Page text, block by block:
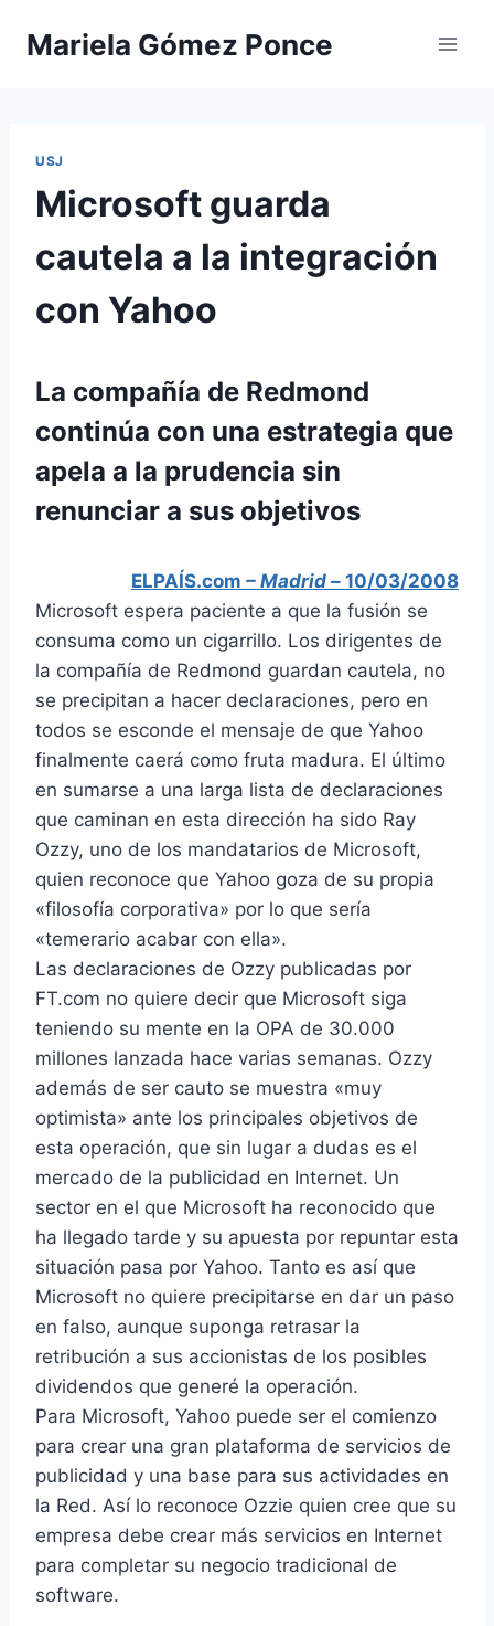
Mariela Gómez Ponce
USJ
Microsoft guarda
cautela a la integración
con Yahoo
La compañía de Redmond
continúa con una estrategia que
apela a la prudencia sin
renunciar a sus objetivos
ELPAÍS.com – Madrid – 10/03/2008
Microsoft espera paciente a que la fusión se
consuma como un cigarrillo. Los dirigentes de
la compañía de Redmond guardan cautela, no
se precipitan a hacer declaraciones, pero en
todos se esconde el mensaje de que Yahoo
finalmente caerá como fruta madura. El último
en sumarse a una larga lista de declaraciones
que caminan en esta dirección ha sido Ray
Ozzy, uno de los mandatarios de Microsoft,
quien reconoce que Yahoo goza de su propia
«filosofía corporativa» por lo que sería
«temerario acabar con ella».
Las declaraciones de Ozzy publicadas por
FT.com no quiere decir que Microsoft siga
teniendo su mente en la OPA de 30.000
millones lanzada hace varias semanas. Ozzy
además de ser cauto se muestra «muy
optimista» ante los principales objetivos de
esta operación, que sin lugar a dudas es el
mercado de la publicidad en Internet. Un
sector en el que Microsoft ha reconocido que
ha llegado tarde y su apuesta por repuntar esta
situación pasa por Yahoo. Tanto es así que
Microsoft no quiere precipitarse en dar un paso
en falso, aunque suponga retrasar la
retribución a sus accionistas de los posibles
dividendos que generé la operación.
Para Microsoft, Yahoo puede ser el comienzo
para crear una gran plataforma de servicios de
publicidad y una base para sus actividades en
la Red. Así lo reconoce Ozzie quien cree que su
empresa debe crear más servicios en Internet
para completar su negocio tradicional de
software.